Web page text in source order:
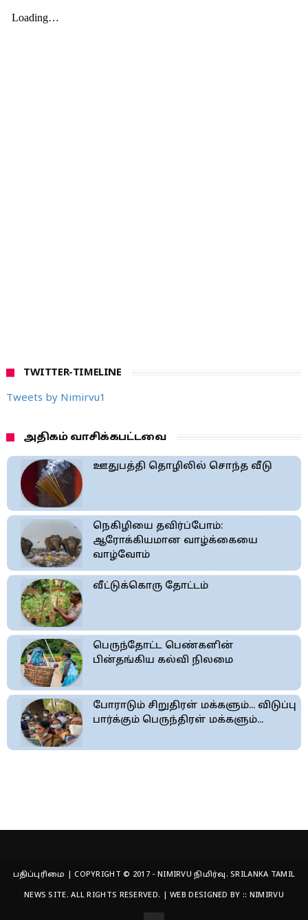
TWITTER-TIMELINE
Tweets by Nimirvu1
அதிகம் வாசிக்கபட்டவை
ஊதுபத்தி தொழிலில் சொந்த வீடு
நெகிழியை தவிர்ப்போம்:
ஆரோக்கியமான வாழ்க்கையை
வாழ்வோம்
வீட்டுக்கொரு தோட்டம்
பெருந்தோட்ட பெண்களின்
பின்தங்கிய கல்வி நிலமை
போராடும் சிறுதிரள் மக்களும்... விடுப்பு
பார்க்கும் பெருந்திரள் மக்களும்...
பதிப்புரிமை | COPYRIGHT © 2017 - NIMIRVU நிமிர்வு. SRILANKA TAMIL
NEWS SITE. ALL RIGHTS RESERVED. | WEB DESIGNED BY :: NIMIRVU